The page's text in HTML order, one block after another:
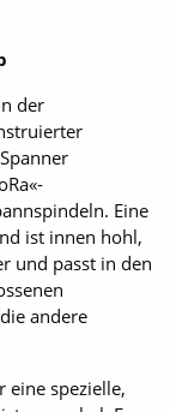
der
Eine
ist innen hohl,
und passt in den
andere
eine spezielle,